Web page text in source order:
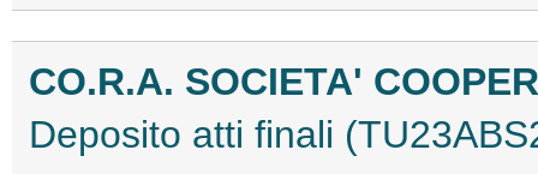
CO.R.A. SOCIETA'
Deposito atti finali